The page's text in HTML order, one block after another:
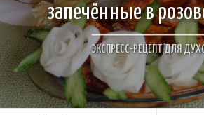
запечённые в
ЭКСПРЕСС-РЕЦЕПТ ДЛЯ